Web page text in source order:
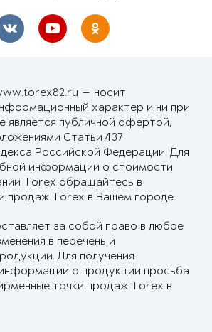
— носит
характер и ни при
является публичной офертой,
Статьи 437
Российской Федерации. Для
информации о стоимости
Torex обращайтесь в
продаж Torex в Вашем городе.
за собой право в любое
в перечень и
Для получения
о продукции просьба
точки продаж Torex в